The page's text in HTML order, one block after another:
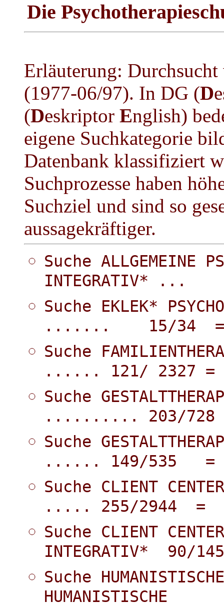
Die
Erläuterung:
(1977-06/97). In DG (D
(Deskriptor English)
eigene Suchkategorie
Datenbank klassifiziert
Suchprozesse haben
Suchziel und sind so
aussagekräftiger.
Suche ALLGEMEINE
INTEGRATIV*
Suche EKLEK*
....... 15/34 =
Suche
...... 121/ 2327
Suche
.......... 203/
Suche
...... 149/535 =
Suche CLIENT
..... 255/2944 =
Suche CLIENT
INTEGRATIV* 90/
Suche